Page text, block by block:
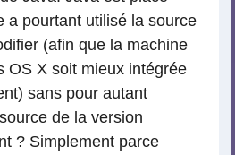
a pourtant utilisé la source
(afin que la machine
OS X soit mieux intégrée
sans pour autant
de la version
? Simplement parce